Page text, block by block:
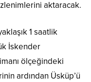
aktaracak.
1 saatlik
İskender
ölçeğindeki
ardından Üsküp’ü